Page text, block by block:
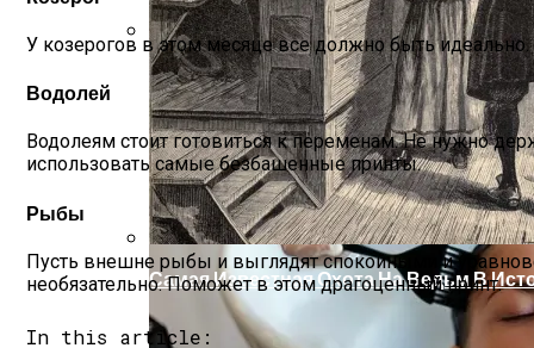
Женская Зимняя Обувь: 5 Стильных
Самая Известная Охота На Ведьм В
У козерогов в этом месяце все должно быть
Водолей
Водолеям стоит готовиться к переменам. Не нужно
использовать самые безбашенные принты.
Рыбы
Пусть внешне рыбы и выглядят спокойными и
необязательно. Поможет в этом драгоценный принт.
In this article: